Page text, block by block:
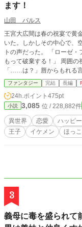
ます！
山田 バルス
王宮大広間は春の祝宴で黄
いた。しかしその中心で、
トの声だった。 「ローゼ・フォン・エルンスト！ おまえとの婚約は、今日を
もって破棄する！」 周囲の視線が一斉にローゼに注がれ、彼女は凍りついた。
「……は？」唇からもれる
っていく。幼い頃から王子
ゼ――その誇り高き公爵令嬢
ベルトは勝ち誇る笑みを浮
き、「おれはこの天使を選
じる。取り巻きの貴族たち
いった証人が証言を加えること
に抗う。「わたしは何もし
る。近衛兵に両腕を拘束さ
こもりとなった過去の記憶
さな希望を芽生えさせる。 そして――スキル《引きこもり》が発動する兆しを
見せた。絶望の牢獄は、ロ
ム》が呼び出され、誰にも
心に、未来への決意が灯る
ファンタジー 完結 長編
24h.ポイント 475pt
小説 3,085 位 / 228,882件
異世界 恋愛 ハッピ
王子
イケメン ほっこ
3
義母に毒を盛られて